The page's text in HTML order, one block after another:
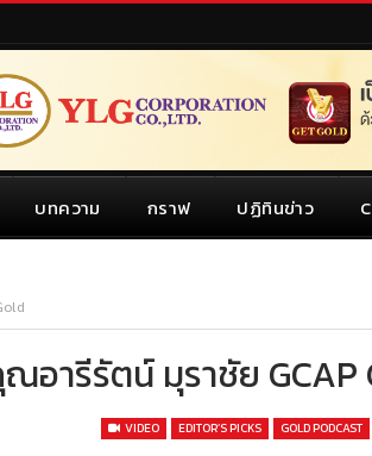
บทความ กราฟ ปฏิทินข่าว
ารีรัตน์ มุราชัย GCAP
VIDEO EDITOR’S PICKS GOLD PODCAST